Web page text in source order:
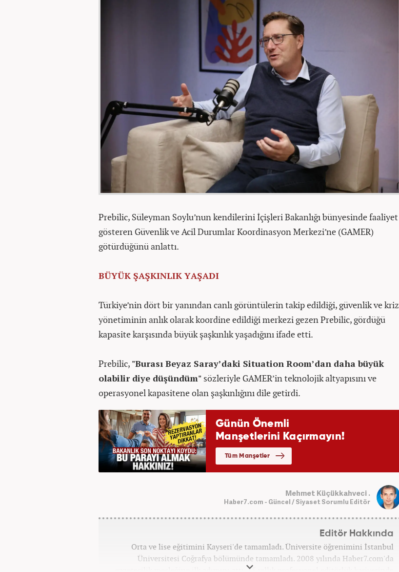
Prebilic, Süleyman Soylu’nun kendilerini İçişleri Bakanlığı bünyesinde faaliyet
gösteren Güvenlik ve Acil Durumlar Koordinasyon Merkezi’ne (GAMER)
götürdüğünü anlattı.
BÜYÜK ŞAŞKINLIK YAŞADI
Türkiye’nin dört bir yanından canlı görüntülerin takip edildiği, güvenlik ve kriz
yönetiminin anlık olarak koordine edildiği merkezi gezen Prebilic, gördüğü
kapasite karşısında büyük şaşkınlık yaşadığını ifade etti.
Prebilic, "Burası Beyaz Saray’daki Situation Room’dan daha büyük
olabilir diye düşündüm" sözleriyle GAMER’in teknolojik altyapısını ve
operasyonel kapasitene olan şaşkınlığını dile getirdi.
Mehmet Küçükkahveci .
Haber7.com - Güncel / Siyaset Sorumlu Editör
Editör Hakkında
Orta ve lise eğitimini Kayseri'de tamamladı. Üniversite öğrenimini İstanbul
Üniversitesi Coğrafya bölümünde tamamladı. 2008 yılında Haber7.com'da